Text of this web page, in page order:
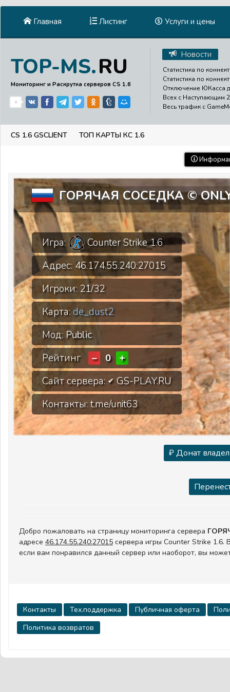
Главная Листинг Услуги и цены
TOP-MS.RU
Мониторинг и Раскрутка серверов CS 1.6
0
Новости
Статистика по
Статистика по
Отключение ЮКасса
Всех с Наступающим
Весь трафик с
CS 1.6 GSCLIENT ТОП КАРТЫ КС 1.6
ГОРЯЧАЯ СОСЕДКА ©
Игра:
Counter Strike 1.6
Адрес: 46.174.55.240:27015
Игроки: 21/32
Карта: de_dust2
Мод: Public
Рейтинг
− 0
+
Сайт сервера: ✔GS-PLAY.RU
Контакты: t.me/unit63
₽ Донат
Добро пожаловать на страницу мониторинга сервера
адресе 46.174.55.240:27015 сервера игры Counter Strike
если вам понравился данный сервер или наоборот, вы
Контакты Тех.поддержка Публичная оферта
Политика возвратов